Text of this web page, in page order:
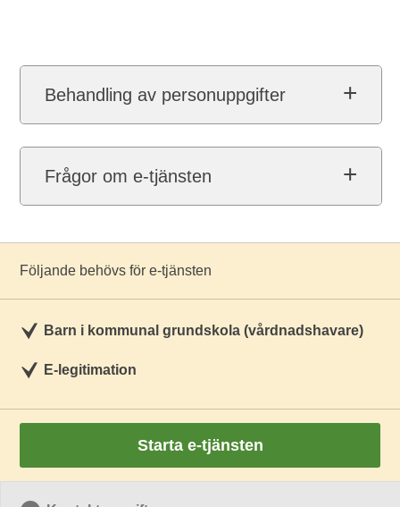
Behandling av personuppgifter
Frågor om e-tjänsten
Följande behövs för e-tjänsten
Barn i kommunal grundskola (vårdnadshavare)
E-legitimation
Starta e-tjänsten